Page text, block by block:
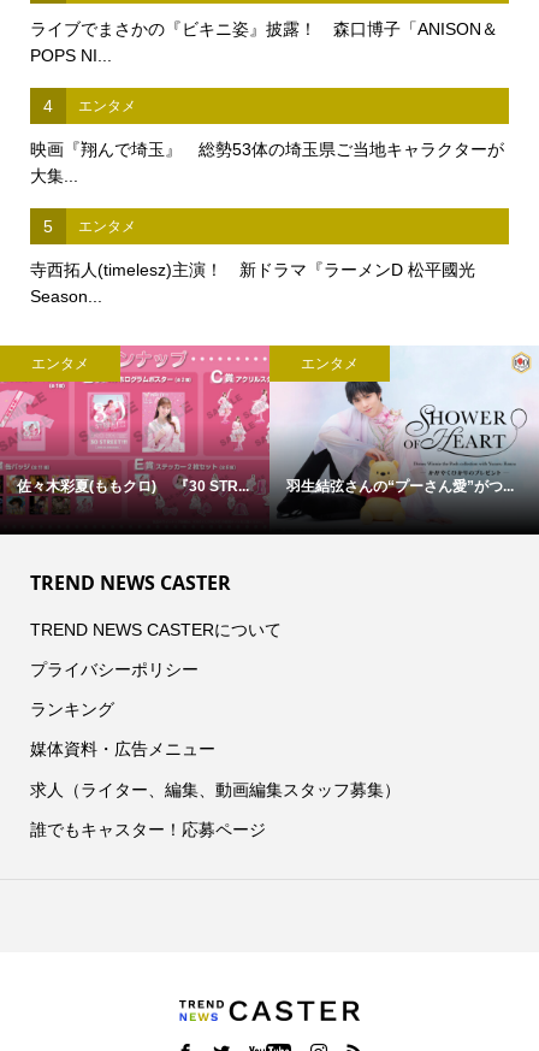
ライブでまさかの『ビキニ姿』披露！ 森口博子「ANISON＆
POPS NI...
4 エンタメ
映画『翔んで埼玉』 総勢53体の埼玉県ご当地キャラクターが
大集...
5 エンタメ
寺西拓人(timelesz)主演！ 新ドラマ『ラーメンD 松平國光
Season...
エンタメ
佐々木彩夏(ももクロ) 『30 STR...
エンタメ
羽生結弦さんの“プーさん愛”がつ...
TREND NEWS CASTER
TREND NEWS CASTERについて
プライバシーポリシー
ランキング
媒体資料・広告メニュー
求人（ライター、編集、動画編集スタッフ募集）
誰でもキャスター！応募ページ